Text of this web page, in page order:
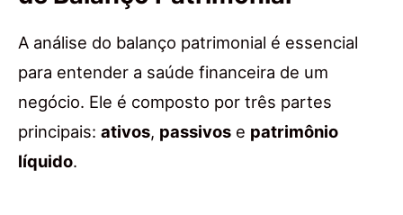
A análise do balanço patrimonial é essencial
para entender a saúde financeira de um
negócio. Ele é composto por três partes
principais: ativos, passivos e patrimônio
líquido.